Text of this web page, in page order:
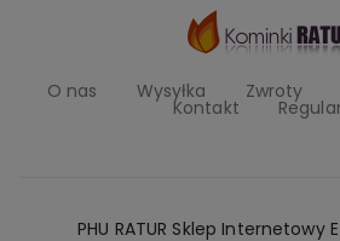
O nas Wysyłka Zwroty
Kontakt
PHU RATUR Sklep Internetowy